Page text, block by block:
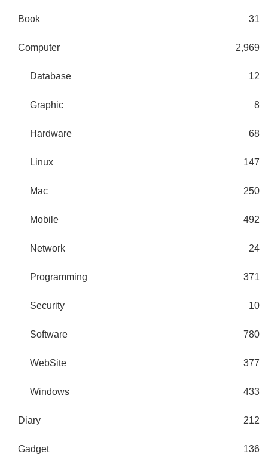
Book 31
Computer 2,969
Database 12
Graphic 8
Hardware 68
Linux 147
Mac 250
Mobile 492
Network 24
Programming 371
Security 10
Software 780
WebSite 377
Windows 433
Diary 212
Gadget 136